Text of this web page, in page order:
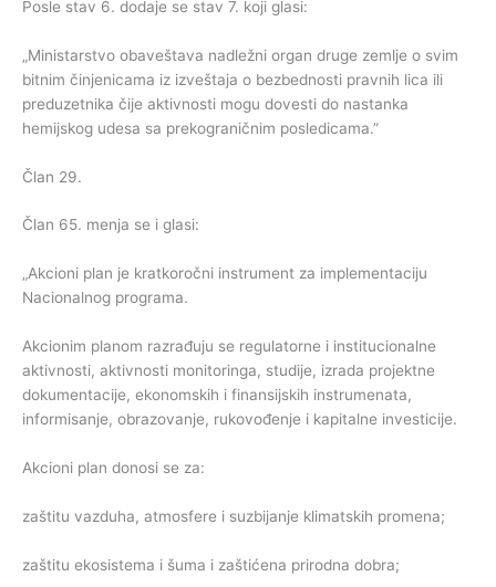
Posle stav 6. dodaje se stav 7. koji glasi:
„Ministarstvo obaveštava nadležni organ druge zemlje o svim
bitnim činjenicama iz izveštaja o bezbednosti pravnih lica ili
preduzetnika čije aktivnosti mogu dovesti do nastanka
hemijskog udesa sa prekograničnim posledicama.”
Član 29.
Član 65. menja se i glasi:
„Akcioni plan je kratkoročni instrument za implementaciju
Nacionalnog programa.
Akcionim planom razrađuju se regulatorne i institucionalne
aktivnosti, aktivnosti monitoringa, studije, izrada projektne
dokumentacije, ekonomskih i finansijskih instrumenata,
informisanje, obrazovanje, rukovođenje i kapitalne investicije.
Akcioni plan donosi se za:
zaštitu vazduha, atmosfere i suzbijanje klimatskih promena;
zaštitu ekosistema i šuma i zaštićena prirodna dobra;